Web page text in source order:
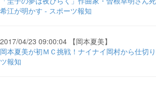
希江が明かす - スポーツ報知
2017/04/23 09:00:04 【岡本夏美】
岡本夏美が初ＭＣ挑戦！ナイナイ岡村から仕切
ツ報知